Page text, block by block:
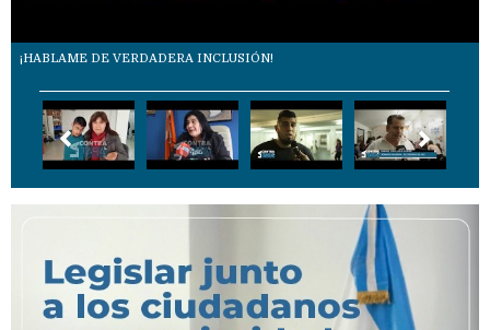
¡HABLAME DE VERDADERA INCLUSIÓN!